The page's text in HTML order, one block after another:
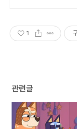
1
관련글